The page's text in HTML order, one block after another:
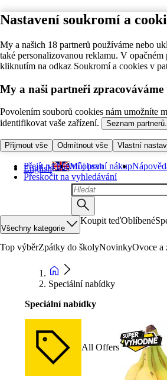
Nastavení soukromí a
My a našich 18 partnerů používáme nebo
také personalizovanou reklamu. V
kliknutím na odkaz Soukromí a cookies v
My a naši partneři
Povolením souborů cookies nám umožníte
identifikovat vaše zařízení.
Seznam partnerů.
Přijmout vše Odmítnout vše Vlastní
Přejít na hlavní obsah
Přeskočit na vyhledávání
English Můj první nákup
Všechny kategorie
Koupit teďOblíbené
Top výběrZpátky do školyNovinkyOvoce a
Speciální nabídky
Speciální nabídky
All Offers